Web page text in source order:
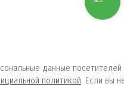
данные посетителей
политикой. Если вы